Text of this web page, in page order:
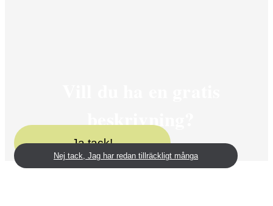
beskrivning?
Ja tack!
Nej tack, Jag har redan tillräckligt många